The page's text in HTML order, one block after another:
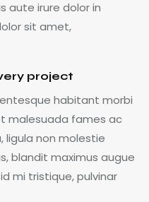
aute irure dolor in
sit amet,
project
habitant morbi
malesuada fames ac
ligula non molestie
blandit maximus augue
mi tristique, pulvinar